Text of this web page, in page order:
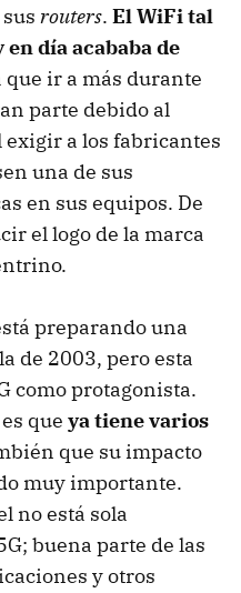
routers. El WiFi tal
día acababa de
que ir a más durante
parte debido al
a los fabricantes
una de sus
en sus equipos. De
el logo de la marca
preparando una
de 2003, pero esta
como protagonista.
que ya tiene varios
que su impacto
muy importante.
no está sola
buena parte de las
y otros